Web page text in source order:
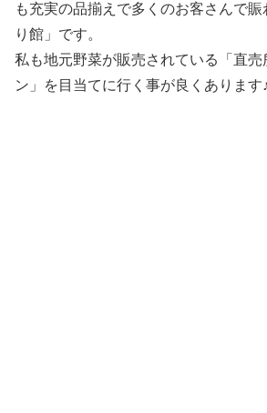
も充実の品揃えで多くのお客さんで
り館」です。
私も地元野菜が販売されている「直売
ン」を目当てに行く事が良くあります